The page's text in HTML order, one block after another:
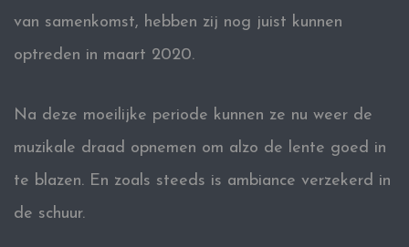
van samenkomst, hebben zij nog juist kunnen
optreden in maart 2020.
Na deze moeilijke periode kunnen ze nu weer de
muzikale draad opnemen om alzo de lente goed in
te blazen. En zoals steeds is ambiance verzekerd in
de schuur.